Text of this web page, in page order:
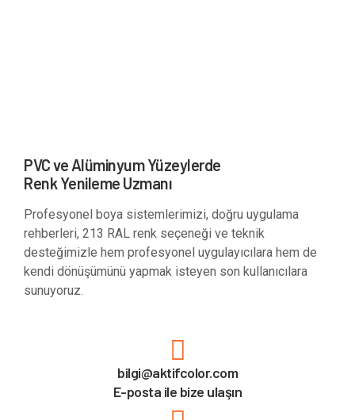
PVC ve Alüminyum Yüzeylerde
Renk Yenileme Uzmanı
Profesyonel boya sistemlerimizi, doğru uygulama
rehberleri, 213 RAL renk seçeneği ve teknik
desteğimizle hem profesyonel uygulayıcılara hem de
kendi dönüşümünü yapmak isteyen son kullanıcılara
sunuyoruz.
bilgi@aktifcolor.com
E-posta ile bize ulaşın